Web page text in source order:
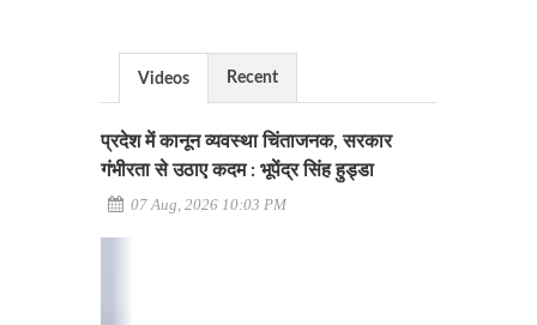
Videos Recent
प्रदेश में कानून व्यवस्था चिंताजनक, सरकार
गंभीरता से उठाए कदम : भूपेंद्र सिंह हुड्डा
07 Aug, 2026 10:03 PM